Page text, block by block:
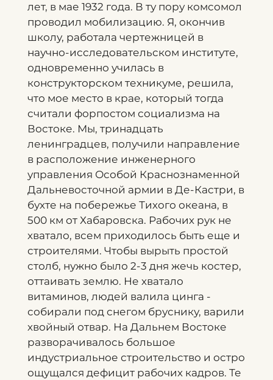
лет, в мае 1932 года. В ту пору комсомол
проводил мобилизацию. Я, окончив
школу, работала чертежницей в
научно-исследовательском институте,
одновременно училась в
конструкторском техникуме, решила,
что мое место в крае, который тогда
считали форпостом социализма на
Востоке. Мы, тринадцать
ленинградцев, получили направление
в расположение инженерного
управления Особой Краснознаменной
Дальневосточной армии в Де-Кастри, в
бухте на побережье Тихого океана, в
500 км от Хабаровска. Рабочих рук не
хватало, всем приходилось быть еще и
строителями. Чтобы вырыть простой
столб, нужно было 2-3 дня жечь костер,
оттаивать землю. Не хватало
витаминов, людей валила цинга -
собирали под снегом бруснику, варили
хвойный отвар. На Дальнем Востоке
разворачивалось большое
индустриальное строительство и остро
ощущался дефицит рабочих кадров. Те